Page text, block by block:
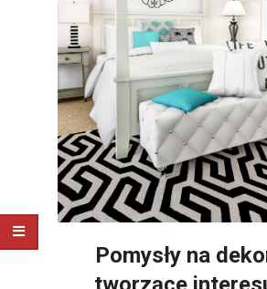
Pomysły na